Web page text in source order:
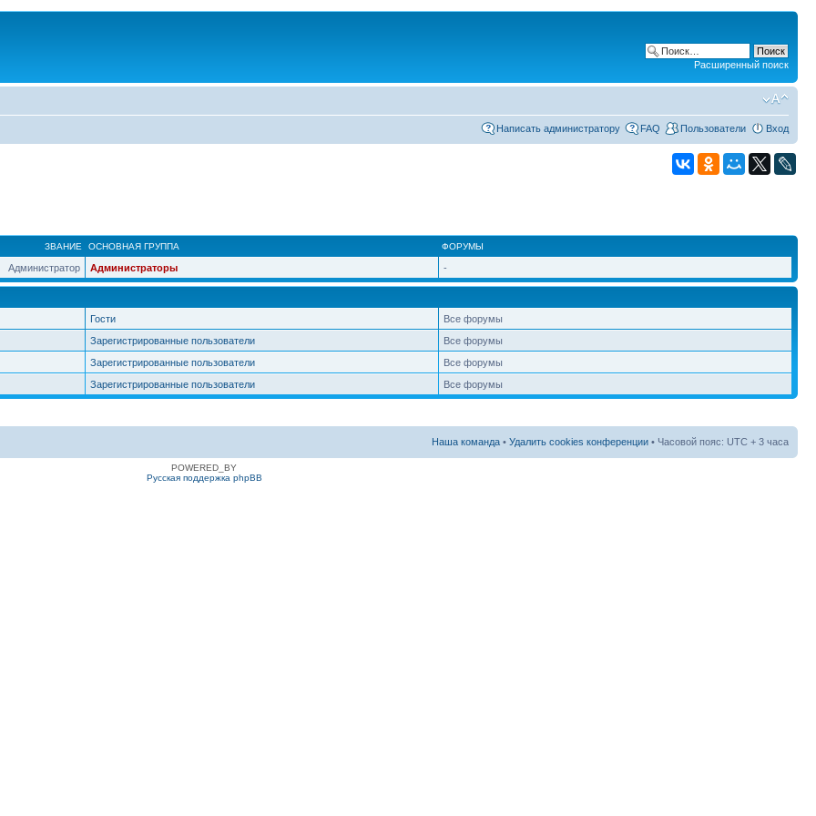
Расширенный поиск
Написать администратору FAQ Пользователи Вход
ЗВАНИЕ ОСНОВНАЯ ГРУППА ФОРУМЫ
Администратор Администраторы -
Гости
Все форумы
Зарегистрированные пользователи
Все форумы
Зарегистрированные пользователи
Все форумы
Зарегистрированные пользователи Все форумы
Наша команда • Удалить cookies конференции • Часовой пояс: UTC + 3 часа
POWERED_BY
Русская поддержка phpBB